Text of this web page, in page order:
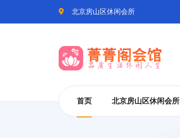
北京房山区休闲会所
首页 北京房山区休闲会所